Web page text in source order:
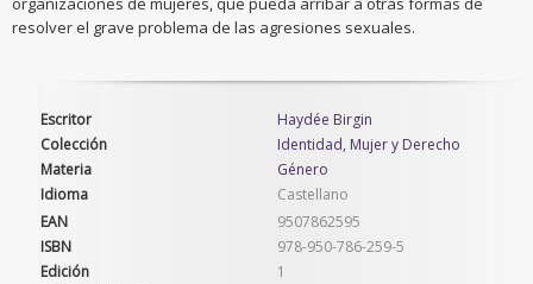
resolver el grave problema de las agresiones sexuales.
Escritor
Haydée Birgin
Colección
Identidad, Mujer y Derecho
Materia
Género
Idioma
Castellano
EAN
9507862595
ISBN
978-950-786-259-5
Edición
1